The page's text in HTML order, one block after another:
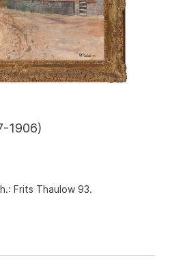
1906)
Frits Thaulow 93.